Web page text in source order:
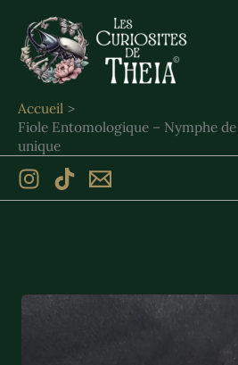
contenu
Accueil
Fiole Entomologique – Nymphe
unique